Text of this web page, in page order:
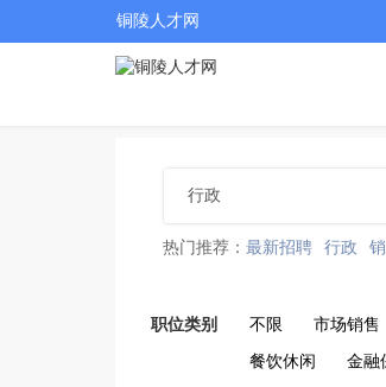
铜陵人才网
热门推荐： 最新招聘 行政
职位类别 不限 市场销售
餐饮休闲 金融